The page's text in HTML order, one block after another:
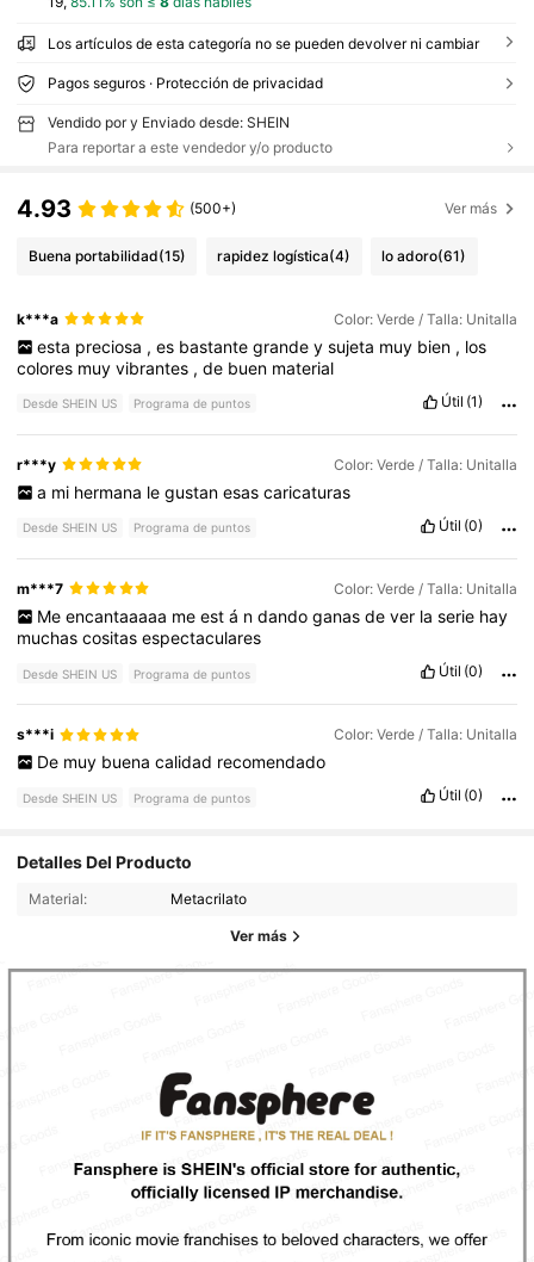
Los artículos de esta categoría no se pueden devolver ni cambiar
Pagos seguros · Protección de privacidad
Vendido por y Enviado desde: SHEIN
Para reportar a este vendedor y/o producto
4.93 (500+) Ver más
Buena portabilidad(15) rapidez logística(4) lo adoro(61)
k***a Color: Verde / Talla: Unitalla
esta preciosa , es bastante grande y sujeta muy bien , los
colores muyvibrantes ,de buen material
Desde SHEIN US Programa de puntos Útil (1)
r***y Color: Verde / Talla: Unitalla
a mi hermana le gustan esas caricaturas
Desde SHEIN US Programa de puntos Útil (0)
m***7 Color: Verde / Talla: Unitalla
Me encantaaaaa me est á n dando ganas de ver la serie hay
muchascositasespectaculares
Desde SHEIN US Programa de puntos Útil (0)
s***i Color: Verde / Talla: Unitalla
De muy buena calidad recomendado
Desde SHEIN US Programa de puntos Útil (0)
Detalles Del Producto
Material: Metacrilato
Ver más